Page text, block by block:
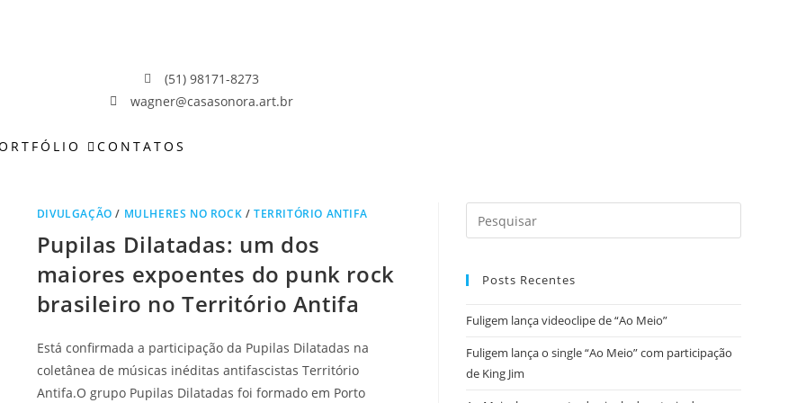
(51) 98171-8273
wagner@casasonora.art.br
CONTATOS
DIVULGAÇÃO / MULHERES NO ROCK /TERRITÓRIO ANTIFA
Pupilas Dilatadas: um dos
maiores expoentes do punk rock
brasileiro no Território Antifa
Está confirmada a participação da Pupilas Dilatadas na
coletânea de músicas inéditas antifascistas Território
Antifa.O grupo Pupilas Dilatadas foi formado em Porto
Posts Recentes
Fuligem lança videoclipe de “Ao Meio”
Fuligem lança o single “Ao Meio” com participação
de King Jim